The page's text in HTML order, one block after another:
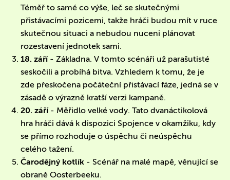
Téměř to samé co výše, leč se skutečnými
přistávacími pozicemi, takže hráči budou mít v ruce
skutečnou situaci a nebudou nuceni plánovat
rozestavení jednotek sami.
18. září- Základna. V tomto scénáři už parašutisté
seskočili a probíhá bitva. Vzhledem k tomu, že je
zde přeskočena počáteční přistávací fáze, jedná se v
zásadě o výrazně kratší verzi kampaně.
20. září- Měřidlo velké vody. Tato dvanáctikolová
hra hráči dává k dispozici Spojence v okamžiku, kdy
se přímo rozhoduje o úspěchu či neúspěchu
celého tažení.
Čarodějný kotlík - Scénář na malé mapě, věnující se
obraně Oosterbeeku.